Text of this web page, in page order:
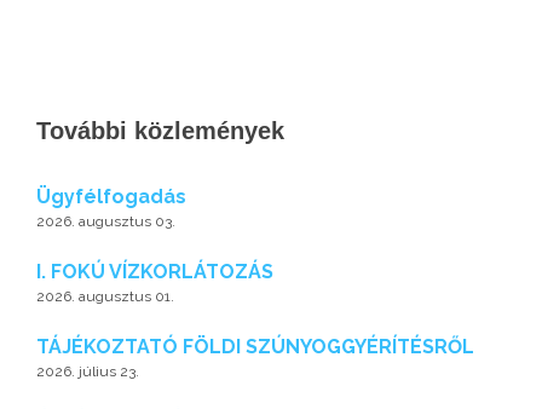
További közlemények
Ügyfélfogadás
2026. augusztus 03.
I. FOKÚ VÍZKORLÁTOZÁS
2026. augusztus 01.
TÁJÉKOZTATÓ FÖLDI SZÚNYOGGYÉRÍTÉSRŐL
2026. július 23.